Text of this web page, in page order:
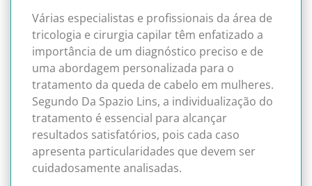
Várias especialistas e profissionais da área de
tricologia e cirurgia capilar têm enfatizado a
importância de um diagnóstico preciso e de
uma abordagem personalizada para o
tratamento da queda de cabelo em mulheres.
Segundo Da Spazio Lins, a individualização do
tratamento é essencial para alcançar
resultados satisfatórios, pois cada caso
apresenta particularidades que devem ser
cuidadosamente analisadas.